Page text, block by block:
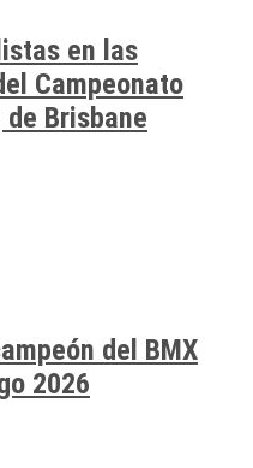
en las
Campeonato
de Brisbane
del BMX
2026